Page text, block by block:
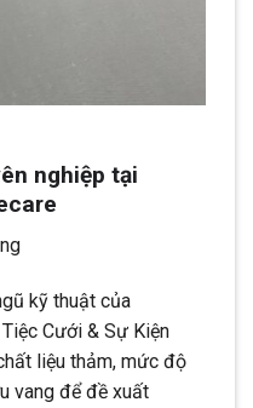
nghiệp tại
kỹ thuật của
Cưới & Sự Kiện
liệu thảm, mức độ
vang để đề xuất